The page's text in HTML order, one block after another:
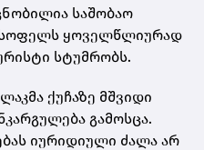
საშობაო
ყოველწლიურად
სტუმრობს.
ქუჩაზე მშვიდი
გამოსცა.
იურიდიული ძალა არ